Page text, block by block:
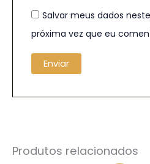
Salvar meus dados
próxima vez que eu
Produtos relacionados